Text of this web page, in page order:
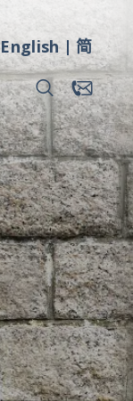
English 简